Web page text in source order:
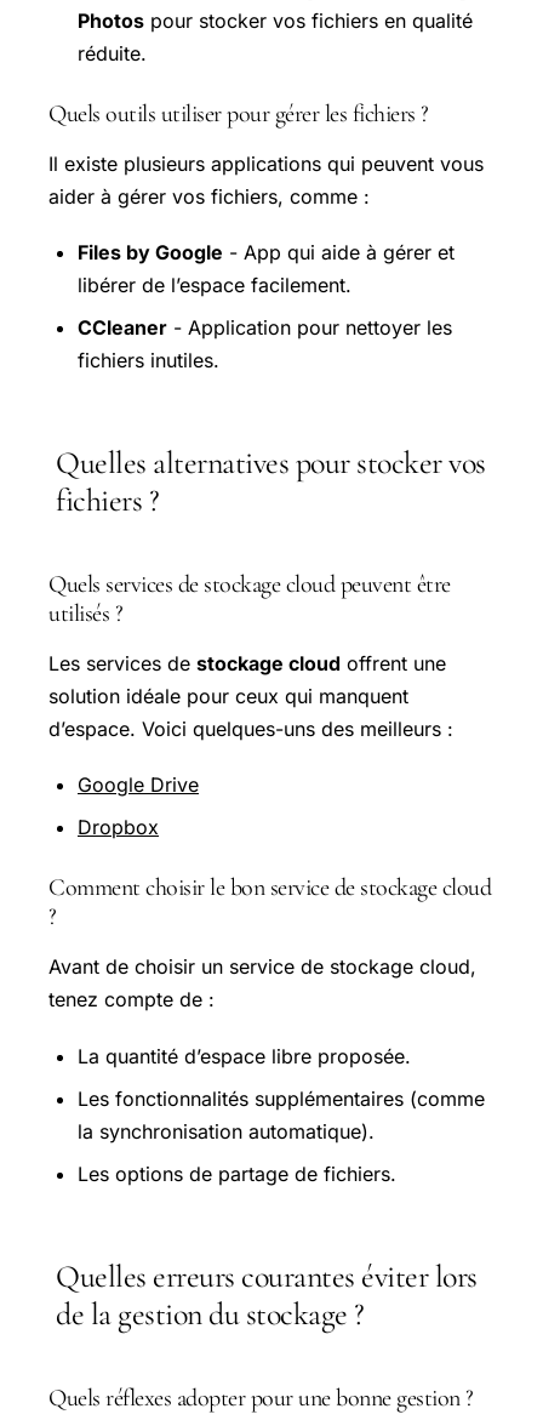
Photos pour stocker vos fichiers en qualité
réduite.
Quels outils utiliser pour gérer les fichiers ?
Il existe plusieurs applications qui peuvent vous
aider à gérer vos fichiers, comme :
Files by Google - App qui aide à gérer et
libérer de l’espace facilement.
CCleaner - Application pour nettoyer les
fichiers inutiles.
Quelles alternatives pour stocker vos
fichiers ?
Quels services de stockage cloud peuvent être
utilisés ?
Les services de stockage cloud offrent une
solution idéale pour ceux qui manquent
d’espace. Voici quelques-uns des meilleurs :
Google Drive
Dropbox
Comment choisir le bon service de stockage cloud
?
Avant de choisir un service de stockage cloud,
tenez compte de :
La quantité d’espace libre proposée.
Les fonctionnalités supplémentaires (comme
la synchronisation automatique).
Les options de partage de fichiers.
Quelles erreurs courantes éviter lors
de la gestion du stockage ?
Quels réflexes adopter pour une bonne gestion ?